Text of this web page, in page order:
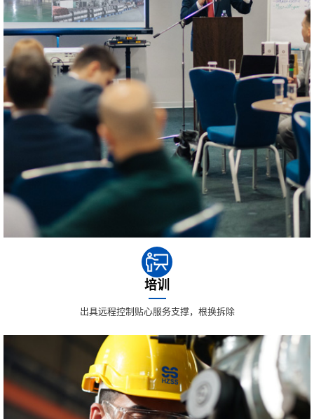
培训
出具远程控制贴心服务支撑，根换拆除